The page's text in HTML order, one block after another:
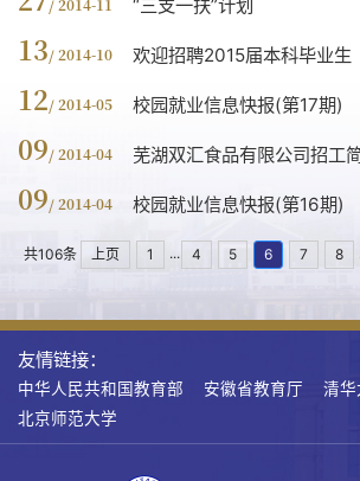
/ 2014-11 “三支一扶”计划
13/ 2014-10 欢迎招聘2015届本科毕业生
12/ 2014-05 校园就业信息快报(第17期)
09/ 2014-04 芜湖双汇食品有限公司招工
09/ 2014-04 校园就业信息快报(第16期)
共106条 上页 1 ... 4 5 6 7 8
友情链接：
中华人民共和国教育部 安徽省教育厅 清华
北京师范大学